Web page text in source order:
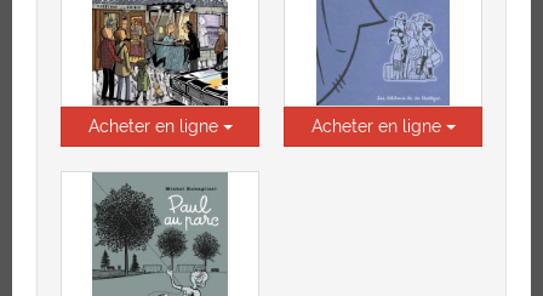
Acheter en ligne Acheter en ligne